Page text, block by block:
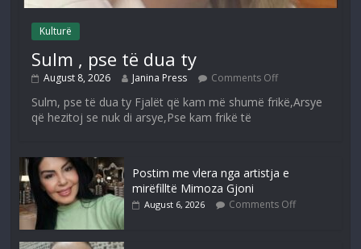
Kulturë
Sulm , pse të dua ty
August 8, 2026 Janina Press Comments Off
Sulm, pse të dua ty Fjalët që kam më shumë frikë,Arsye
që hezitoj se nuk di arsye,Pse kam frikë të
Postim me vlera nga artistja e
mirëfilltë Mimoza Gjoni
August 6, 2026 Comments Off